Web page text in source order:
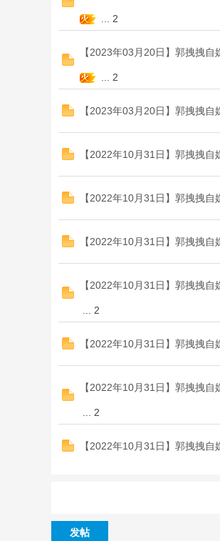
程
2
【2023年03月20日】郭拽拽
2
【2023年03月20日】郭拽拽
【2022年10月31日】郭拽拽
【2022年10月31日】郭拽拽
【2022年10月31日】郭拽拽
【2022年10月31日】郭拽拽
2
【2022年10月31日】郭拽拽
【2022年10月31日】郭拽拽
2
【2022年10月31日】郭拽拽
发帖